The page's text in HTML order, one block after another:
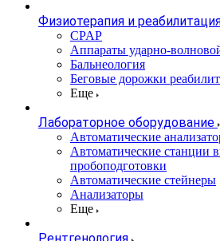
Физиотерапия и
CPAP
Аппараты ударно-
Бальнеология
Беговые дорожки
Еще
Лабораторное оборудование
Автоматические
Автоматические станции
пробоподготовки
Автоматические стейнеры
Анализаторы
Еще